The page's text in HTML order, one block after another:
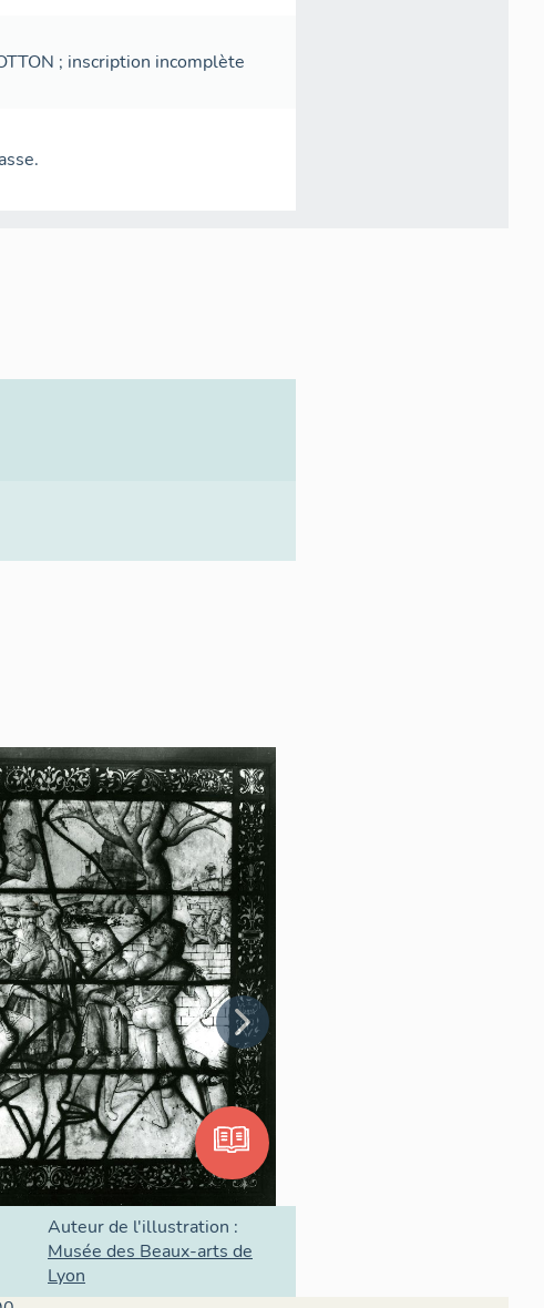
; inscription incomplète
Auteur de l'illustration :
Musée des Beaux-arts de
Lyon